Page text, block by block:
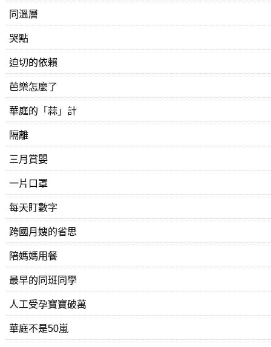
同溫層
哭點
迫切的依賴
芭樂怎麼了
華庭的「蒜」計
隔離
三月賞嬰
一片口罩
每天盯數字
跨國月嫂的省思
陪媽媽用餐
最早的同班同學
人工受孕寶寶破萬
華庭不是50嵐